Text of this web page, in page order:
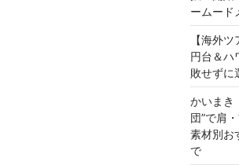
ームード
【海外
円台＆ハ
敗せずに
かいまき
団”で肩
素材別お
で